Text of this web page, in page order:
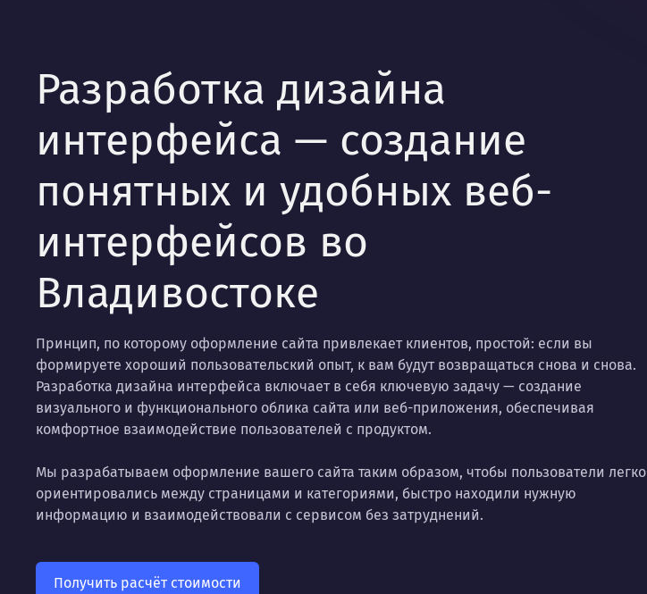
Разработка дизайна
интерфейса — создание
понятных и удобных веб-
интерфейсов во
Владивостоке
Принцип, по которому оформление сайта привлекает клиентов, простой: если вы
формируете хороший пользовательский опыт, к вам будут возвращаться снова и снова.
Разработка дизайна интерфейса включает в себя ключевую задачу — создание
визуального и функционального облика сайта или веб-приложения, обеспечивая
комфортное взаимодействие пользователей с продуктом.
Мы разрабатываем оформление вашего сайта таким образом, чтобы пользователи легко
ориентировались между страницами и категориями, быстро находили нужную
информацию и взаимодействовали с сервисом без затруднений.
Получить расчёт стоимости